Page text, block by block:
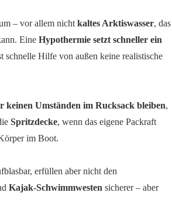
– vor allem nicht kaltes Arktiswasser, das
Eine Hypothermie setzt schneller ein
schnelle Hilfe von außen keine realistische
keinen Umständen im Rucksack bleiben,
Spritzdecke, wenn das eigene Packraft
im Boot.
erfüllen aber nicht den
Kajak-Schwimmwesten sicherer – aber